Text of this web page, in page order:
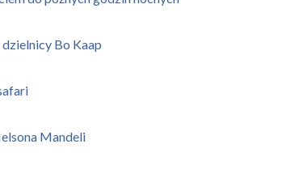
Bo Kaap
Mandeli